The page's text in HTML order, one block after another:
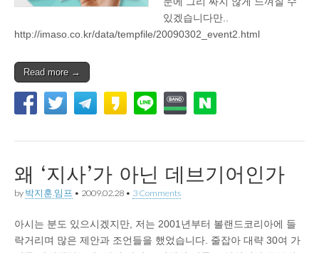
있겠습니다만..
http://imaso.co.kr/data/tempfile/20090302_event2.html
Read more →
왜 ‘지사’가 아닌 데브기어인가
by 박지훈.임프 • 2009.02.28 • 3 Comments
아시는 분도 있으시겠지만, 저는 2001년부터 볼랜드코리아에 들
락거리며 많은 제안과 조언들을 했었습니다. 줄잡아 대략 30여 가